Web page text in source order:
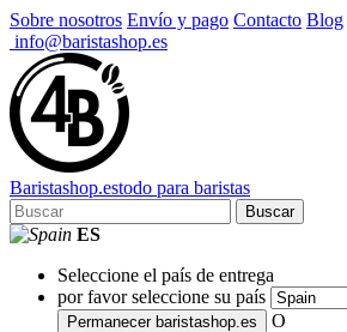
Sobre nosotros Envío y pago Contacto Blog
info@baristashop.es
Baristashop.estodo para baristas
Buscar
ES
Seleccione el país de entrega
por favor seleccione su país
Permanecer baristashop.es O